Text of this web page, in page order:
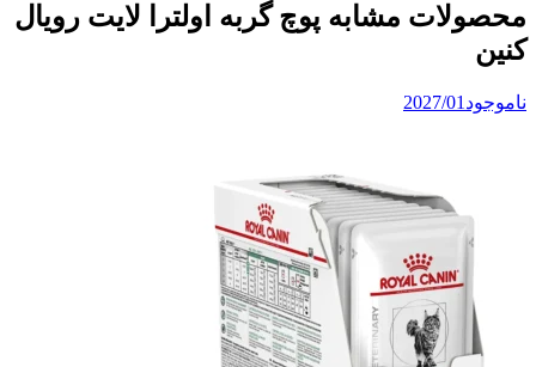
محصولات مشابه پوچ گربه اولترا لایت رویال
کنین
ناموجود 2027/01